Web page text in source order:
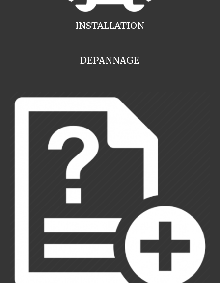
INSTALLATION
DEPANNAGE